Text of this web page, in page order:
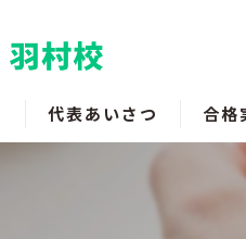
代表あいさつ 合格